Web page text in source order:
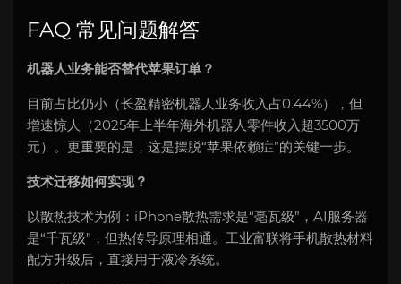
FAQ 常见问题解答
机器人业务能否替代苹果订单？
目前占比仍小（长盈精密机器人业务收入占0.44%），但
增速惊人（2025年上半年海外机器人零件收入超3500万
元）。更重要的是，这是摆脱“苹果依赖症”的关键一步。
技术迁移如何实现？
以散热技术为例：iPhone散热需求是“毫瓦级”，AI服务器
是“千瓦级”，但热传导原理相通。工业富联将手机散热材料
配方升级后，直接用于液冷系统。